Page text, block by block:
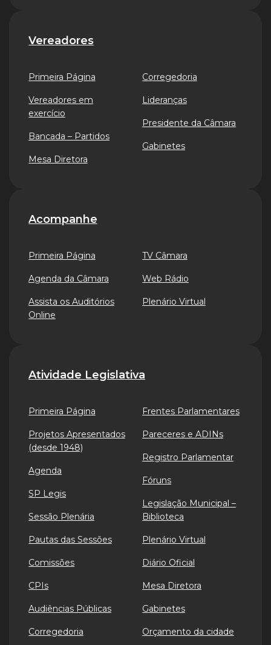
Vereadores
Primeira Página
Vereadores em
exercício
Bancada – Partidos
Mesa Diretora
Corregedoria
Lideranças
Presidente da Câmara
Gabinetes
Acompanhe
Primeira Página
Agenda da Câmara
Assista os Auditórios
Online
TV Câmara
Web Rádio
Plenário Virtual
Atividade Legislativa
Primeira Página
Projetos Apresentados
(desde 1948)
Agenda
SP Legis
Sessão Plenária
Pautas das Sessões
Comissões
CPIs
Audiências Públicas
Corregedoria
Frentes Parlamentares
Pareceres e ADINs
Registro Parlamentar
Fóruns
Legislação Municipal –
Biblioteca
Plenário Virtual
Diário Oficial
Mesa Diretora
Gabinetes
Orçamento da cidade